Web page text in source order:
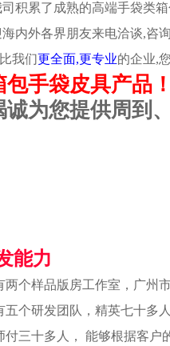
积累了成熟的高端手袋类
内外各界朋友来电洽谈,咨
我们更全面,更专业的企业,
手袋皮具产品
为您提供周到
能力
个样品版房工作室，广州
个研发团队，精英七十多
付三十多人， 能够根据客户